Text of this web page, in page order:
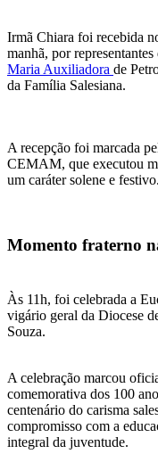
Irmã Chiara foi recebida
manhã, por
Maria Auxiliadora de
da Família Salesiana.
A recepção foi marcada
CEMAM, que executou
um caráter solene e festivo.
Momento fraterno
Às 11h, foi celebrada a
vigário geral da Diocese
Souza.
A celebração marcou
comemorativa dos 100
centenário do carisma
compromisso com a
integral da juventude.